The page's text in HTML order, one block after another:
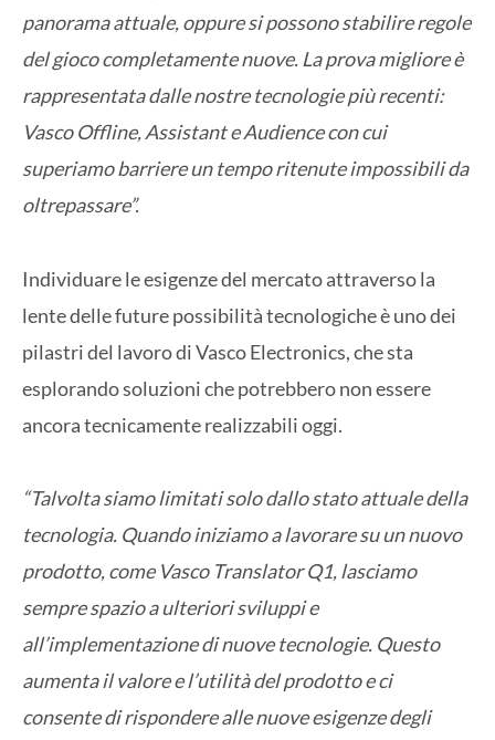
panorama attuale, oppure si possono stabilire regole
del gioco completamente nuove. La prova migliore è
rappresentata dalle nostre tecnologie più recenti:
Vasco Offline, Assistant e Audience con cui
superiamo barriere un tempo ritenute impossibili da
oltrepassare”.
Individuare le esigenze del mercato attraverso la
lente delle future possibilità tecnologiche è uno dei
pilastri del lavoro di Vasco Electronics, che sta
esplorando soluzioni che potrebbero non essere
ancora tecnicamente realizzabili oggi.
“Talvolta siamo limitati solo dallo stato attuale della
tecnologia. Quando iniziamo a lavorare su un nuovo
prodotto, come Vasco Translator Q1, lasciamo
sempre spazio a ulteriori sviluppi e
all’implementazione di nuove tecnologie. Questo
aumenta il valore e l’utilità del prodotto e ci
consente di rispondere alle nuove esigenze degli